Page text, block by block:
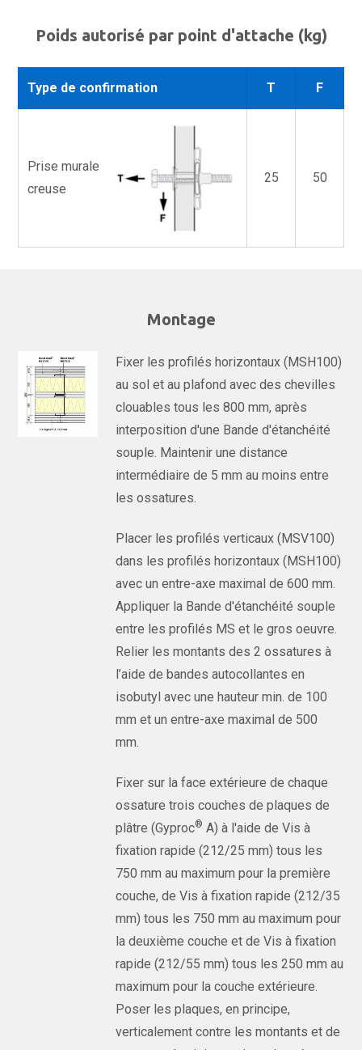
Poids autorisé par point d'attache (kg)
Type de confirmation T F
Prise murale
creuse
25 50
Montage
Fixer les profilés horizontaux (MSH100)
au sol et au plafond avec des chevilles
clouables tous les 800 mm, après
interposition d'une Bande d'étanchéité
souple. Maintenir une distance
intermédiaire de 5 mm au moins entre
les ossatures.
Placer les profilés verticaux (MSV100)
dans les profilés horizontaux (MSH100)
avec un entre-axe maximal de 600 mm.
Appliquer la Bande d'étanchéité souple
entre les profilés MS et le gros oeuvre.
Relier les montants des 2 ossatures à
l’aide de bandes autocollantes en
isobutyl avec une hauteur min. de 100
mm et un entre-axe maximal de 500
mm.
Fixer sur la face extérieure de chaque
ossature trois couches de plaques de
plâtre (Gyproc® A) à l'aide de Vis à
fixation rapide (212/25 mm) tous les
750 mm au maximum pour la première
couche, de Vis à fixation rapide (212/35
mm) tous les 750 mm au maximum pour
la deuxième couche et de Vis à fixation
rapide (212/55 mm) tous les 250 mm au
maximum pour la couche extérieure.
Poser les plaques, en principe,
verticalement contre les montants et de